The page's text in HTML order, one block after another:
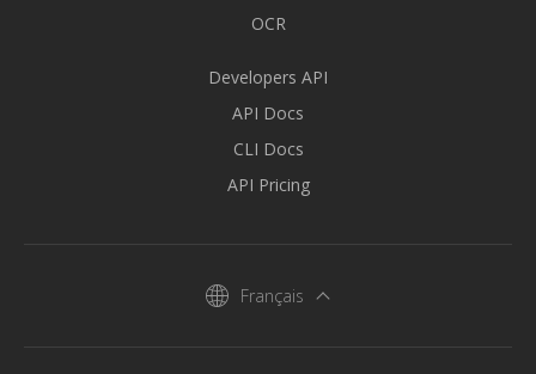
OCR
Developers API
API Docs
CLI Docs
API Pricing
Français